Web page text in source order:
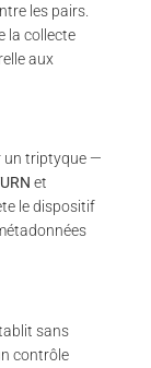
les pairs.
la collecte
aux
un triptyque —
et
le dispositif
sans
contrôle